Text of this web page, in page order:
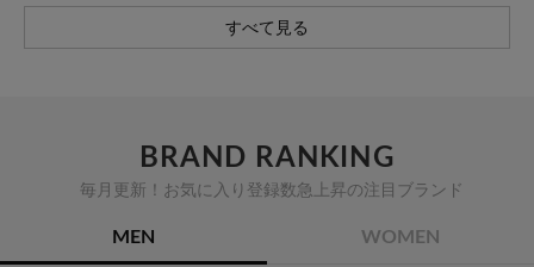
すべて見る
BRAND RANKING
毎月更新！お気に入り登録数急上昇の注目ブランド
MEN WOMEN